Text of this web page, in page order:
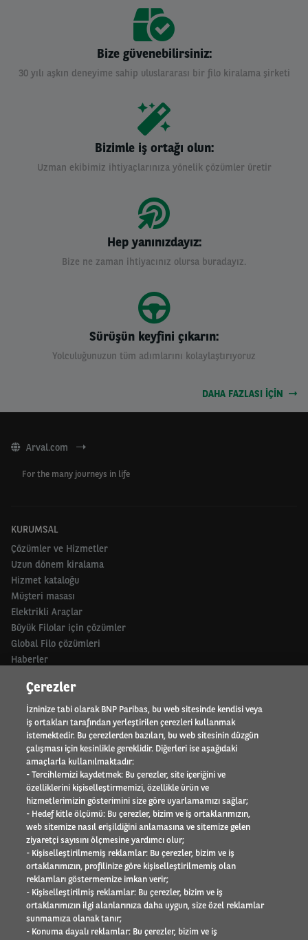
Bize güvenebilirsiniz:
30 yılı aşkın deneyime sahip uluslararası bir filo kiralama şirketi
Bizimle iş ortağı olun:
Uzman ekibimiz ihtiyaçlarınıza yönelik çözümler üretir
Hep yanınızdayız:
Bize ne zaman ihtiyacınız olursa buradayız.
Sürüşün keyfini çıkarın:
Yolculuğunuzun tüm adımlarını kolaylaştırıyoruz
DAHA FAZLASI IÇIN
Arval.com
For the many journeys in life
KURUMSAL
Çözümler ve Hizmetler
Uzun dönem kiralama
Hizmet kataloğu
Müşteri masası
Elektrikli Araçlar
Büyük Filolar için çözümler
Global Filo çözümleri
Haberler
ORTAKLAR
Motor trade
HAKKIMIZDA
Uluslararası faaliyet alanı
Referanslar
Element - Arval Global Alliance
İnsan Kaynakları
Arval Mobility Observatory
Basın odası
Sosyal Sorumluluk
İletişim
SÜRÜCÜLER
Çerezler
İzninize tabi olarak BNP Paribas, bu web sitesinde kendisi veya
iş ortakları tarafından yerleştirilen çerezleri kullanmak
istemektedir. Bu çerezlerden bazıları, bu web sitesinin düzgün
çalışması için kesinlikle gereklidir. Diğerleri ise aşağıdaki
amaçlarla kullanılmaktadır:
- Tercihlernizi kaydetmek: Bu çerezler, site içeriğini ve
özelliklerini kişiselleştirmemizi, özellikle ürün ve
hizmetlerimizin gösterimini size göre uyarlamamızı sağlar;
- Hedef kitle ölçümü: Bu çerezler, bizim ve iş ortaklarımızın,
web sitemize nasıl erişildiğini anlamasına ve sitemize gelen
ziyaretçi sayısını ölçmesine yardımcı olur;
- Kişiselleştirilmemiş reklamlar: Bu çerezler, bizim ve iş
ortaklarımızın, profilinize göre kişiselleştirilmemiş olan
reklamları göstermemize imkan verir;
- Kişiselleştirilmiş reklamlar: Bu çerezler, bizim ve iş
ortaklarımızın ilgi alanlarınıza daha uygun, size özel reklamlar
sunmamıza olanak tanır;
- Konuma dayalı reklamlar: Bu çerezler, bizim ve iş